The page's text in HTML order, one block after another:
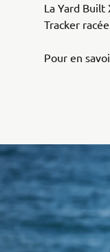
La Yard
Tracker
Pour en